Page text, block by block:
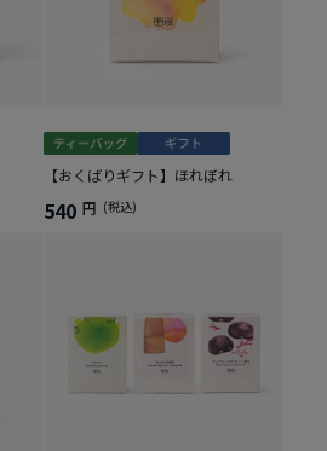
【おくばりギフト】ほれぼれ
540 円 (税込)